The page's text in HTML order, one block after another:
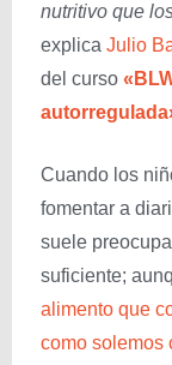
nutritivo que
explica Julio
del curso
Cuando los
fomentar a
suele
suficiente;
alimento que
como solemos